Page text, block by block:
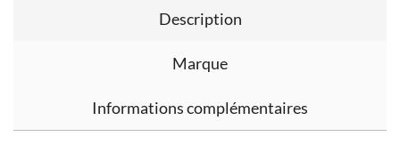
Description
Marque
Informations complémentaires